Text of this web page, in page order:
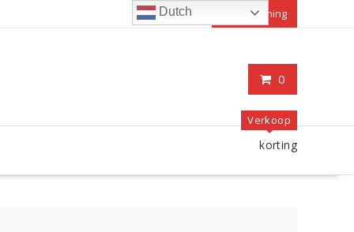
Mijn rekening
0
Verkoop
korting
Dutch